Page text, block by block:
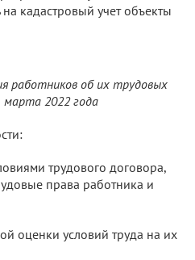
кадастровый учет объекты
работников об их трудовых
марта 2022 года
трудового договора,
права работника и
оценки условий труда на их